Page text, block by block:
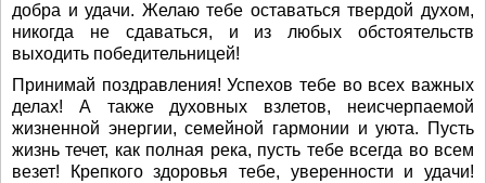
добра и удачи. Желаю тебе оставаться твердой духом,
никогда не сдаваться, и из любых обстоятельств
выходить победительницей!
Принимай поздравления! Успехов тебе во всех важных
делах! А также духовных взлетов, неисчерпаемой
жизненной энергии, семейной гармонии и уюта. Пусть
жизнь течет, как полная река, пусть тебе всегда во всем
везет! Крепкого здоровья тебе, уверенности и удачи!